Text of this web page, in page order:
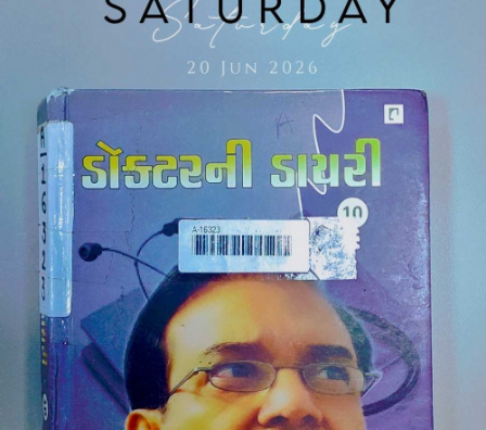
સારા માણસો મને મળ્યા નહીં...
તો સારી બુકો સાથે મારી દોસ્તી છે..
મારે ધણી બધી વાર કોઈની જરૂર હોય ..ને...
ત્યારે કોઈ વ્યક્તિ કરતા બુક મારી નજીક હોય છે..
તે પણ ઘણા વર્ષોથી..
મને બુક સમજાવે છે..
ધણી બધી વાતો..☺️